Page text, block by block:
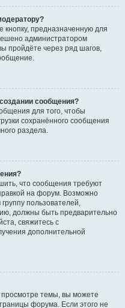
предназначенную для
администратором
пройдёте через ряд шагов,
сообщения?
для того, чтобы
сохранённого сообщения
раздела.
что сообщения требуют
на форум. Возможно
пользователей,
должны быть предварительно
свяжитесь с
дополнительной
темы, вы можете
форума. Если этого не